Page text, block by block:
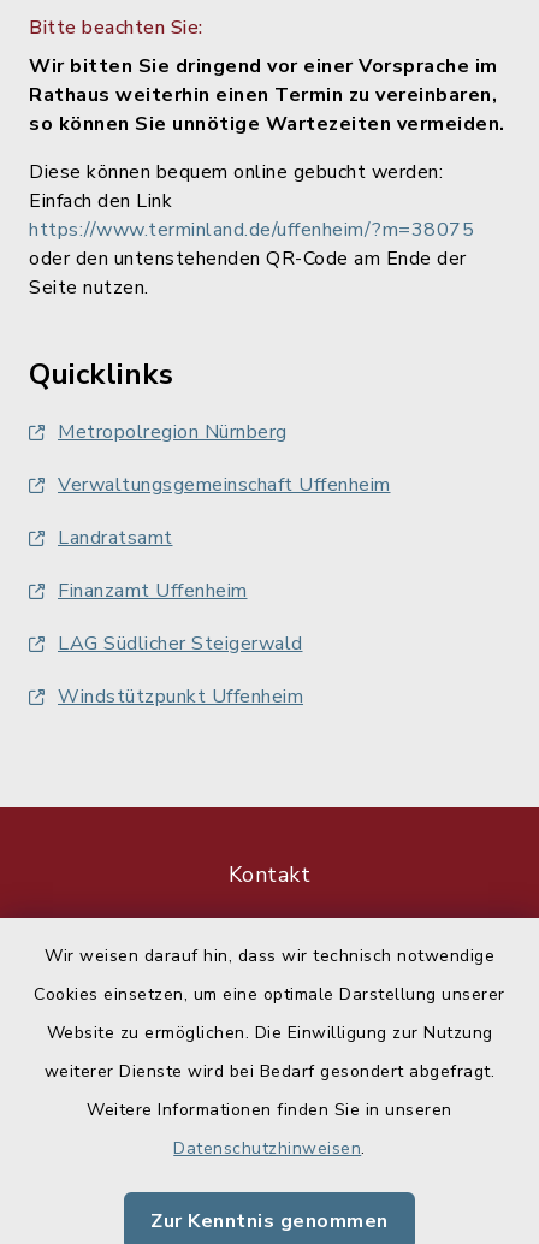
Wir weisen darauf hin, dass wir technisch notwendige
Cookies einsetzen, um eine optimale Darstellung unserer
Website zu ermöglichen. Die Einwilligung zur Nutzung
weiterer Dienste wird bei Bedarf gesondert abgefragt.
Weitere Informationen finden Sie in unseren
Datenschutzhinweisen.
Zur Kenntnis genommen
Bitte beachten Sie:
Wir bitten Sie dringend vor einer Vorsprache im
Rathaus weiterhin einen Termin zu vereinbaren,
so können Sie unnötige Wartezeiten vermeiden.
Diese können bequem online gebucht werden:
Einfach den Link
https://www.terminland.de/uffenheim/?m=38075
oder den untenstehenden QR-Code am Ende der
Seite nutzen.
Quicklinks
Metropolregion Nürnberg
Verwaltungsgemeinschaft Uffenheim
Landratsamt
Finanzamt Uffenheim
LAG Südlicher Steigerwald
Windstützpunkt Uffenheim
Kontakt
Datenschutz
Impressum
Sitemap
Cookie-Einstellungen